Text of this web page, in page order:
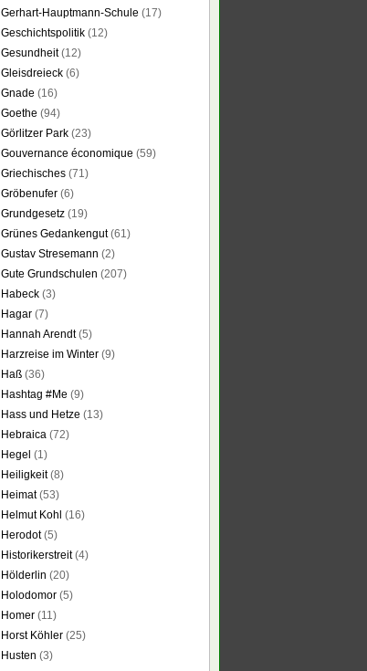
Gerhart-Hauptmann-Schule (17)
Geschichtspolitik (12)
Gesundheit(12)
Gleisdreieck (6)
Gnade (16)
Goethe (94)
Görlitzer Park (23)
Gouvernance économique (59)
Griechisches (71)
Gröbenufer (6)
Grundgesetz (19)
Grünes Gedankengut(61)
Gustav Stresemann (2)
Gute Grundschulen (207)
Habeck (3)
Hagar (7)
Hannah Arendt(5)
Harzreise im Winter (9)
Haß (36)
Hashtag #Me (9)
Hass und Hetze (13)
Hebraica (72)
Hegel (1)
Heiligkeit(8)
Heimat(53)
Helmut Kohl (16)
Herodot(5)
Historikerstreit(4)
Hölderlin (20)
Holodomor (5)
Homer (11)
Horst Köhler (25)
Husten (3)